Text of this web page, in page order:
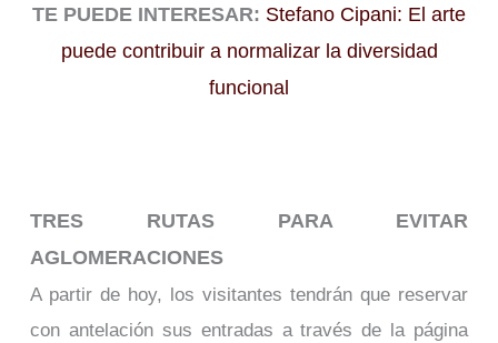
TE PUEDE INTERESAR: Stefano Cipani: El arte
puede contribuir a normalizar la diversidad
funcional
TRES RUTAS PARA EVITAR
AGLOMERACIONES
A partir de hoy, los visitantes tendrán que reservar
con antelación sus entradas a través de la página